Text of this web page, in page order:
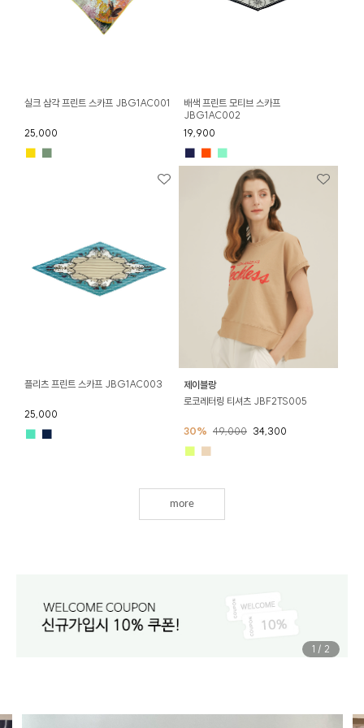
실크 삼각 프린트 스카프 JBG1AC001
25,000
■ ■
배색 프린트 모티브 스카프
JBG1AC002
19,900
■ ■ ■
플리츠 프린트 스카프 JBG1AC003
25,000
■ ■
제이블랑
로코레터링 티셔츠 JBF2TS005
30% 49,000 34,300
■ ■
more
1 / 2